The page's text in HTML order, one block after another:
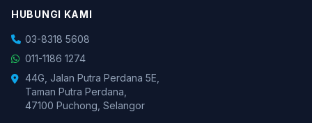
HUBUNGI KAMI
03-8318 5608
011-1186 1274
44G, Jalan Putra Perdana 5E,
Taman Putra Perdana,
47100 Puchong, Selangor